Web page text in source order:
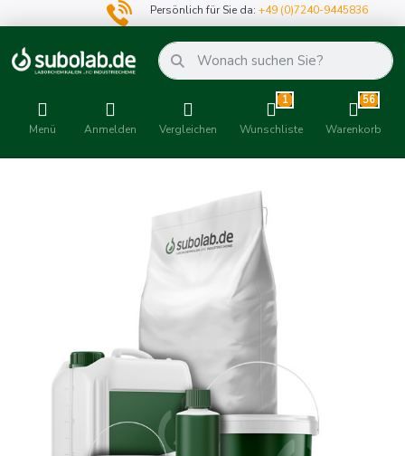
Persönlich für Sie da:+49 (0)7240-9445836
Menü Anmelden Vergleichen
1
Wunschliste
56
Warenkorb